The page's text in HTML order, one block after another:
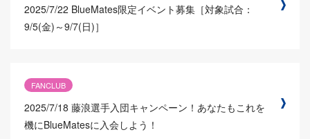
2025/7/22 BlueMates限定イベント募集［対象試合：
9/5(金)～9/7(日)］
FANCLUB
2025/7/18 藤浪選手入団キャンペーン！あなたもこれを
機にBlueMatesに入会しよう！